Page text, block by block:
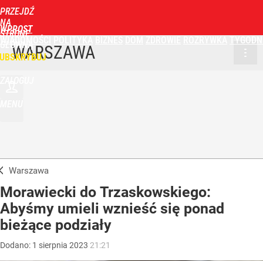
PRZEJDŹ
NA
STRONĘ
GŁÓWNĄ
WPROST
WARSZAWA
Warszawa
Morawiecki do Trzaskowskiego:
Abyśmy umieli wznieść się ponad
bieżące podziały
Dodano: 1 sierpnia 2023 21:21